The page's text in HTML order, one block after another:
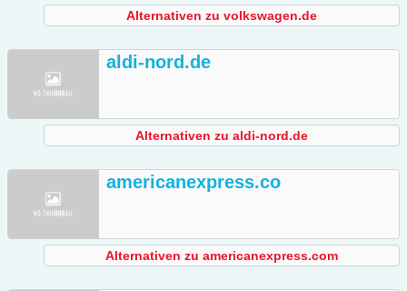
Alternativen zu volkswagen.de
aldi-nord.de
Alternativen zu aldi-nord.de
americanexpress.co
Alternativen zu americanexpress.com